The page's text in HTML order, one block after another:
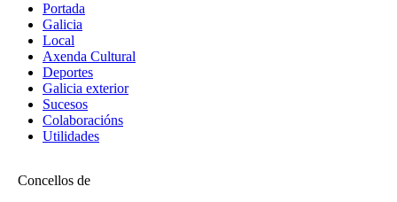
Portada
Galicia
Local
Axenda Cultural
Deportes
Galicia exterior
Sucesos
Colaboracións
Utilidades
Concellos de